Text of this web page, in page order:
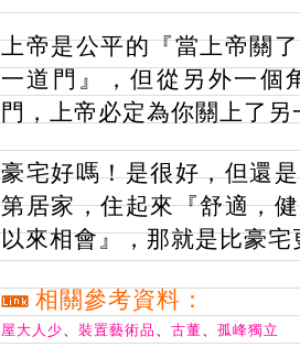
上帝是公平的『當上帝關
一道門』，但從另外一個
門，上帝必定為你關上了
豪宅好嗎！是很好，但還
第居家，住起來『舒適，
以來相會』，那就是比豪
相關參考資料：
屋大人少、 裝置藝術品 、 古董、 孤峰獨立